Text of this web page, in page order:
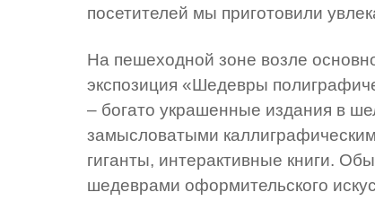
посетителей мы приготовили
На пешеходной зоне возле
экспозиция «Шедевры
– богато украшенные издания в
замысловатыми
гиганты, интерактивные книги.
шедеврами оформительского